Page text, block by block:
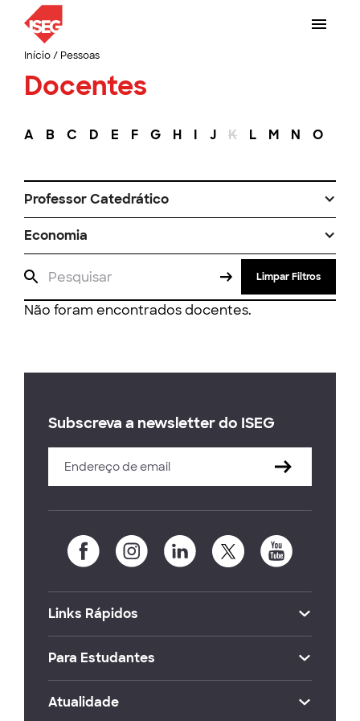
Início/ Pessoas
Docentes
A B C D E F G H I J K L M N O
Professor Catedrático
Economia
Limpar Filtros
Não foram encontrados docentes.
Subscreva a newsletter do ISEG
Links Rápidos
Para Estudantes
Atualidade